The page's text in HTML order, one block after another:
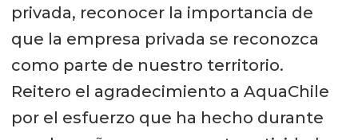
privada, reconocer la importancia de
que la empresa privada se reconozca
como parte de nuestro territorio.
Reitero el agradecimiento a AquaChile
por el esfuerzo que ha hecho durante